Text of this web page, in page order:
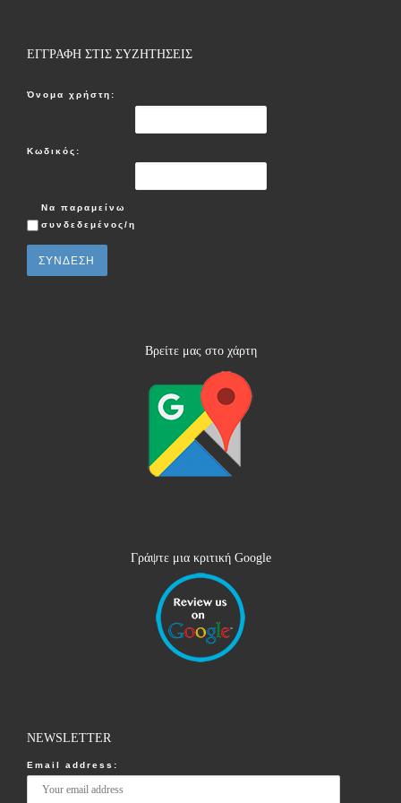
ΕΓΓΡΑΦΗ ΣΤΙΣ ΣΥΖΗΤΗΣΕΙΣ
Όνομα χρήστη:
Κωδικός:
Να παραμείνω
συνδεδεμένος/η
ΣΎΝΔΕΣΗ
Βρείτε μας στο χάρτη
Γράψτε μια κριτική Google
NEWSLETTER
Email address: